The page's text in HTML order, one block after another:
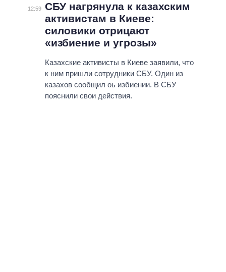
12:59 СБУ нагрянула к казахским
активистам в Киеве:
силовики отрицают
«избиение и угрозы»
Казахские активисты в Киеве заявили, что
к ним пришли сотрудники СБУ. Один из
казахов сообщил оь избиении. В СБУ
пояснили свои действия.